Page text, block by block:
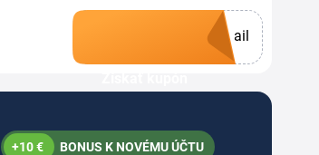
ail
+10 € BONUS K NOVÉMU ÚČTU